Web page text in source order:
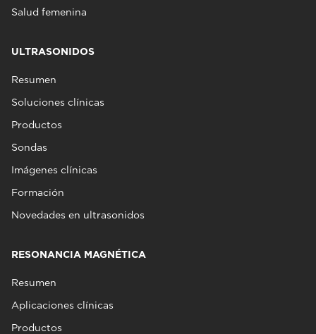
Salud femenina
ULTRASONIDOS
Resumen
Soluciones clínicas
Productos
Sondas
Imágenes clínicas
Formación
Novedades en ultrasonidos
RESONANCIA MAGNÉTICA
Resumen
Aplicaciones clínicas
Productos